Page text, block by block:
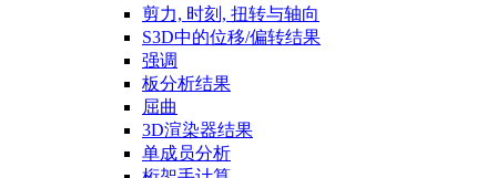
剪力, 时刻, 扭转与轴向
S3D中的位移/偏转结果
强调
板分析结果
屈曲
3D渲染器结果
单成员分析